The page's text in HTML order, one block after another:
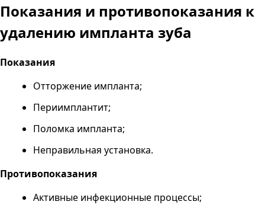
Показания и противопоказания к
удалению импланта зуба
Показания
Отторжение импланта;
Периимплантит;
Поломка импланта;
Неправильная установка.
Противопоказания
Активные инфекционные процессы;